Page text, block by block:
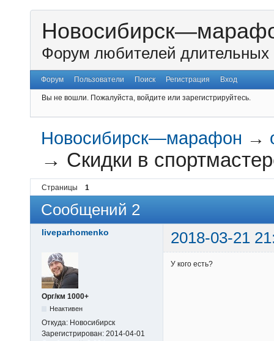
Форум любителей длительных
Форум Пользователи Поиск Регистрация Вход
Вы не вошли. Пожалуйста, войдите или зарегистрируйтесь.
Новосибирск—марафон →
→ Скидки в
Страницы 1
Сообщений 2
liveparhomenko 2018-03-21
Орг/км 1000+
Неактивен
Откуда: Новосибирск
Зарегистрирован: 2014-04-01
У кого есть?